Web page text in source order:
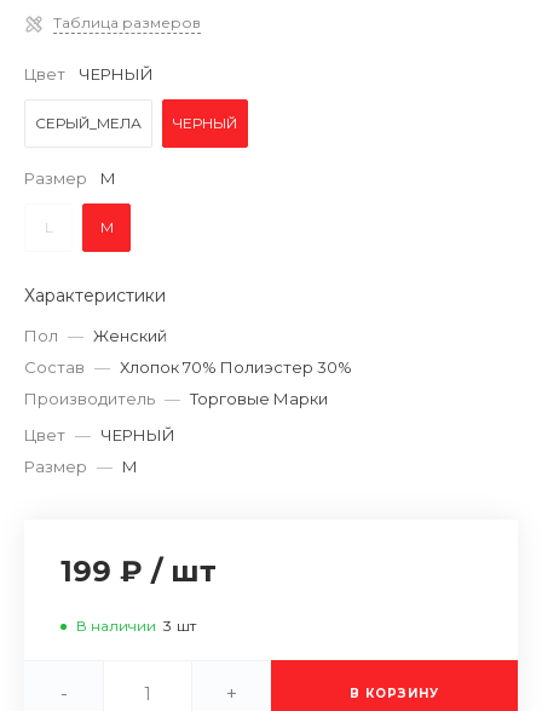
Таблица размеров
Цвет ЧЕРНЫЙ
СЕРЫЙ_МЕЛА ЧЕРНЫЙ
Размер M
L M
Характеристики
Пол — Женский
Состав — Хлопок 70% Полиэстер 30%
Производитель — Торговые Марки
Цвет — ЧЕРНЫЙ
Размер — M
199 ₽ / шт
В наличии 3 шт
- + В КОРЗИНУ